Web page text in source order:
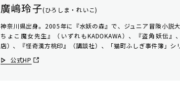
廣嶋玲子(ひろしま・れいこ)
神奈川県出身。2005年に『水妖の森』で、ジュニア冒険小説
ちょこ魔女先生』（いずれもKADOKAWA）、『盗角妖伝
店）、『怪奇漢方桃印』（講談社）、「猫町ふしぎ事件簿」シ
公式HP